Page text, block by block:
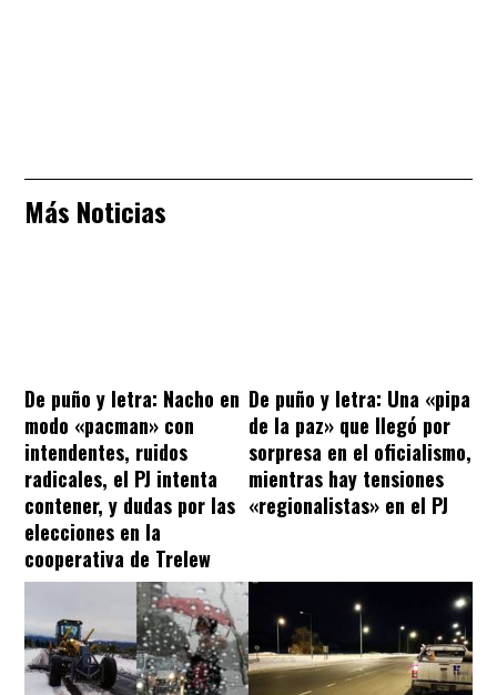
Más Noticias
De puño y letra: Nacho en
modo «pacman» con
intendentes, ruidos
radicales, el PJ intenta
contener, y dudas por las
elecciones en la
cooperativa de Trelew
De puño y letra: Una «pipa
de la paz» que llegó por
sorpresa en el oficialismo,
mientras hay tensiones
«regionalistas» en el PJ